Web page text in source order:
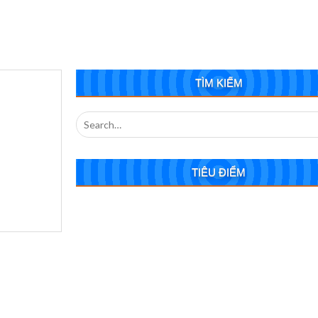
TÌM KIẾM
Search
for:
TIÊU ĐIỂM